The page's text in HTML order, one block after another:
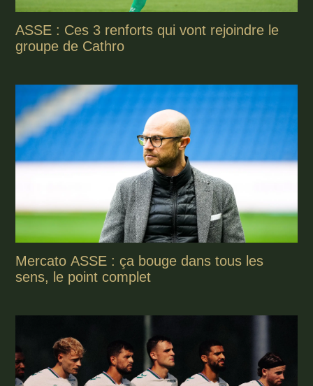
ASSE : Ces 3 renforts qui vont rejoindre le
groupe de Cathro
Mercato ASSE : ça bouge dans tous les
sens, le point complet